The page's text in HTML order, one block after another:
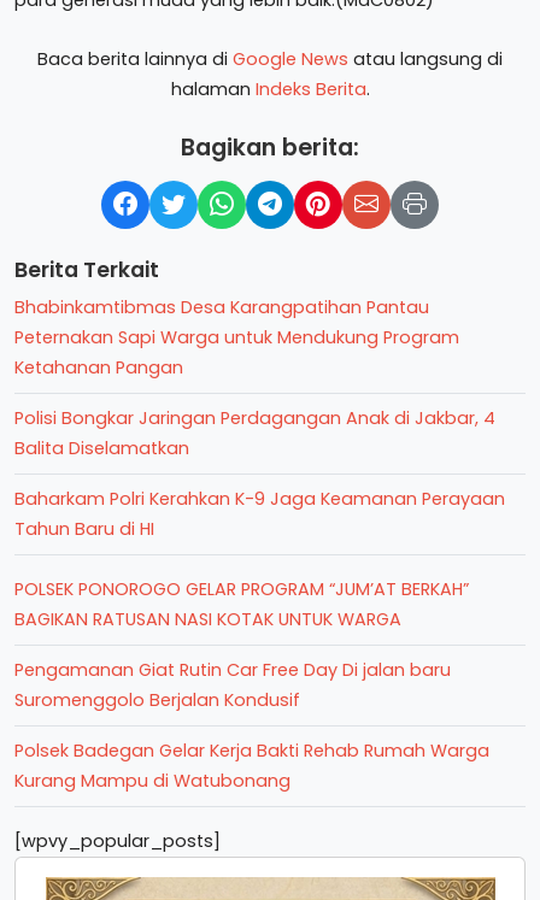
Baca berita lainnya di Google News atau langsung di
halaman Indeks Berita.
Bagikan berita:
Berita Terkait
Bhabinkamtibmas Desa Karangpatihan Pantau
Peternakan Sapi Warga untuk Mendukung Program
Ketahanan Pangan
Polisi Bongkar Jaringan Perdagangan Anak di Jakbar, 4
Balita Diselamatkan
Baharkam Polri Kerahkan K-9 Jaga Keamanan Perayaan
Tahun Baru di HI
POLSEK PONOROGO GELAR PROGRAM “JUM’AT BERKAH”
BAGIKAN RATUSAN NASI KOTAK UNTUK WARGA
Pengamanan Giat Rutin Car Free Day Di jalan baru
Suromenggolo Berjalan Kondusif
Polsek Badegan Gelar Kerja Bakti Rehab Rumah Warga
Kurang Mampu di Watubonang
[wpvy_popular_posts]